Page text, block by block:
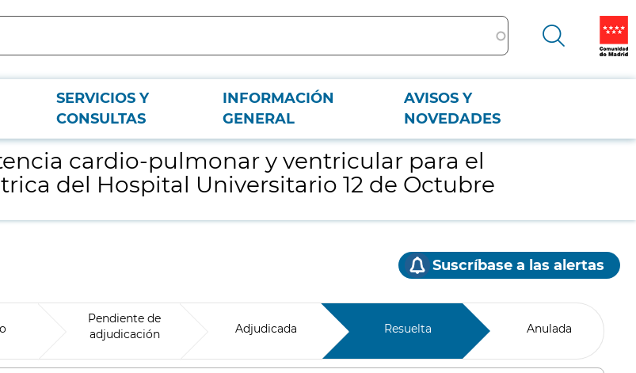
SERVICIOS Y
CONSULTAS
INFORMACIÓN
GENERAL
AVISOS Y
NOVEDADES
de Cirugía Cardíaca Pediátrica del Hospital Universitario 12 de Octubre
cardio-pulmonar y ventricular para el
del Hospital Universitario 12 de Octubre
Suscríbase a las alertas
Pendiente de
adjudicación
Adjudicada Resuelta Anulada